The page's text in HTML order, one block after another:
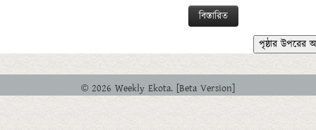
বিস্তারিত
পৃষ্ঠার উপরের
© 2026 Weekly Ekota. [Beta Version]